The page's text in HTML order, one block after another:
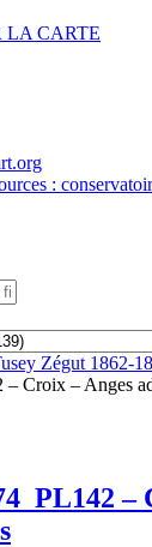
LA CARTE
:
Zégut 1862-
Croix – Anges
–